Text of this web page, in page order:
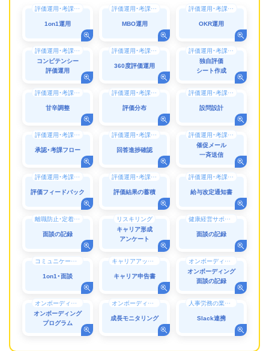
評価運用・考課運用
1on1運用
評価運用・考課運用
MBO運用
評価運用・考課運用
OKR運用
評価運用・考課運用
コンピテンシー
評価運用
評価運用・考課運用
360度評価運用
評価運用・考課運用
独自評価
シート作成
評価運用・考課運用
甘辛調整
評価運用・考課運用
評価分布
評価運用・考課運用
設問設計
評価運用・考課運用
承認・考課フロー
評価運用・考課運用
回答進捗確認
評価運用・考課運用
催促メール
一斉送信
評価運用・考課運用
評価フィードバック
評価運用・考課運用
評価結果の蓄積
評価運用・考課運用
給与改定通知書
離職防止・定着率向上
面談の記録
リスキリング
キャリア形成
アンケート
健康経営サポート・働き方改革
面談の記録
コミュニケーション
1on1・面談
キャリアアップ（支援）
キャリア申告書
オンボーディング
オンボーディング
面談の記録
オンボーディング
オンボーディング
プログラム
オンボーディング
成長モニタリング
人事労務の業務効率化（DX）
Slack連携